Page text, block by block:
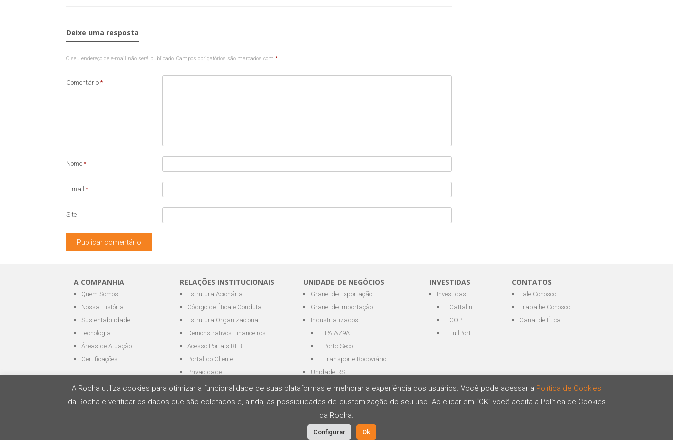
Deixe uma resposta
O seu endereço de e-mail não será publicado. Campos obrigatórios são marcados com *
Comentário *
Nome *
E-mail *
Site
A COMPANHIA
Quem Somos
Nossa História
Sustentabilidade
Tecnologia
Áreas de Atuação
Certificações
RELAÇÕES INSTITUCIONAIS
Estrutura Acionária
Código de Ética e Conduta
Estrutura Organizacional
Demonstrativos Financeiros
Acesso Portais RFB
Portal do Cliente
Privacidade
UNIDADE DE NEGÓCIOS
Granel de Exportação
Granel de Importação
Industrializados
IPA AZ9A
Porto Seco
Transporte Rodoviário
Unidade RS
INVESTIDAS
Investidas
Cattalini
COPI
FullPort
CONTATOS
Fale Conosco
Trabalhe Conosco
Canal de Ética
A Rocha utiliza cookies para otimizar a funcionalidade de suas plataformas e melhorar a experiência dos usuários. Você pode acessar a Política de Cookies
da Rocha e verificar os dados que são coletados e, ainda, as possibilidades de customização do seu uso. Ao clicar em “OK” você aceita a Política de Cookies
da Rocha.
Configurar Ok